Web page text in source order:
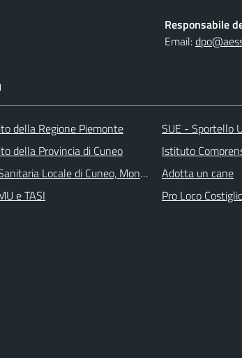
Responsabile
Email:
della Regione Piemonte
della Provincia di Cuneo
Locale di Cuneo, Mondovì e Savigliano
e TASI
SUE - Sportello
Istituto
Adotta un cane
Pro Loco